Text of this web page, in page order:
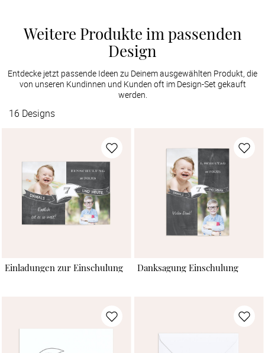
Weitere Produkte im passenden
Design
Entdecke jetzt passende Ideen zu Deinem ausgewählten Produkt, die
von unseren Kundinnen und Kunden oft im Design-Set gekauft
werden.
16 Designs
Einladungen zur Einschulung Danksagung Einschulung